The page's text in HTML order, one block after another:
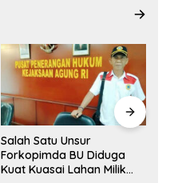
Salah Satu Unsur
Forkopimda BU Diduga
Kuat Kuasai Lahan Milik